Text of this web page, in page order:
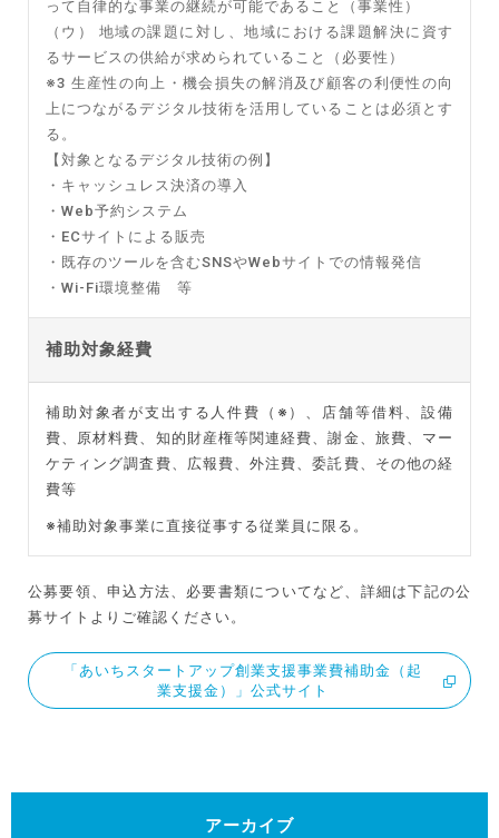
って自律的な事業の継続が可能であること（事業性）
（ウ） 地域の課題に対し、地域における課題解決に資す
るサービスの供給が求められていること（必要性）
※3 生産性の向上・機会損失の解消及び顧客の利便性の向
上につながるデジタル技術を活用していることは必須とす
る。
【対象となるデジタル技術の例】
・キャッシュレス決済の導入
・Web予約システム
・ECサイトによる販売
・既存のツールを含むSNSやWebサイトでの情報発信
・Wi-Fi環境整備 等
補助対象経費
補助対象者が支出する人件費（※）、店舗等借料、設備
費、原材料費、知的財産権等関連経費、謝金、旅費、マー
ケティング調査費、広報費、外注費、委託費、その他の経
費等
※補助対象事業に直接従事する従業員に限る。
公募要領、申込方法、必要書類についてなど、詳細は下記の公
募サイトよりご確認ください。
「あいちスタートアップ創業支援事業費補助金（起
業支援金）」公式サイト
アーカイブ